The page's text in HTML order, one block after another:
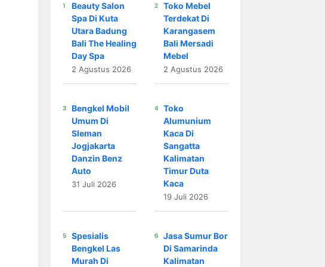
Beauty Salon
Spa Di Kuta
Utara Badung
Bali The Healing
Day Spa
2 Agustus 2026
Toko Mebel
Terdekat Di
Karangasem
Bali Mersadi
Mebel
2 Agustus 2026
Bengkel Mobil
Umum Di
Sleman
Jogjakarta
Danzin Benz
Auto
31 Juli 2026
Toko
Alumunium
Kaca Di
Sangatta
Kalimatan
Timur Duta
Kaca
19 Juli 2026
Spesialis
Bengkel Las
Murah Di
Jasa Sumur Bor
Di Samarinda
Kalimatan